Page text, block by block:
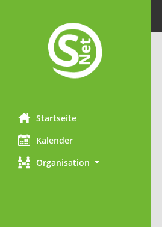
Startseite
Kalender
Organisation